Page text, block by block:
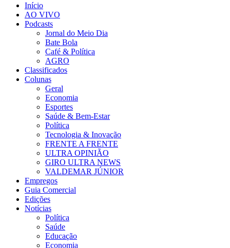
Início
AO VIVO
Podcasts
Jornal do Meio Dia
Bate Bola
Café & Política
AGRO
Classificados
Colunas
Geral
Economia
Esportes
Saúde & Bem-Estar
Política
Tecnologia & Inovação
FRENTE A FRENTE
ULTRA OPINIÃO
GIRO ULTRA NEWS
VALDEMAR JÚNIOR
Empregos
Guia Comercial
Edições
Notícias
Política
Saúde
Educação
Economia